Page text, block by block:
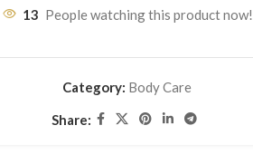
13 People watching this product now!
Category: Body Care
Share: